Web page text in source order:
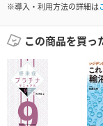
※導入・利用方法の詳細は
この商品を買っ